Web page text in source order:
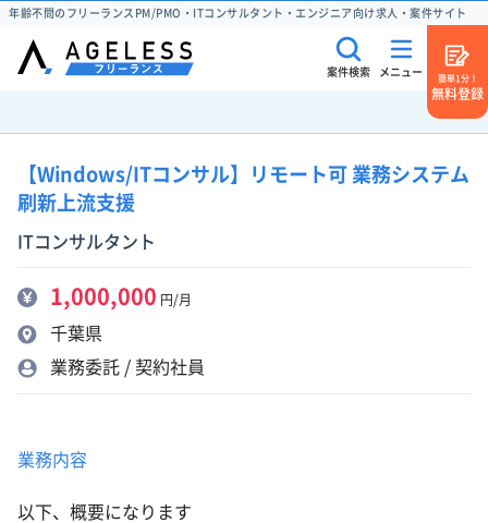
年齢不問のフリーランスPM/PMO・ITコンサルタント・エンジニア向け求人・案件サイト
案件検索 メニュー
簡単1分！
無料登録
【Windows/ITコンサル】リモート可 業務システム
刷新上流支援
ITコンサルタント
1,000,000 円/月
千葉県
業務委託 / 契約社員
業務内容
以下、概要になります